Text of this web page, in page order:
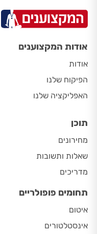
אודות המקצוענים
אודות
הפיקוח שלנו
האפליקציה שלנו
תוכן
מחירונים
שאלות ותשובות
מדריכים
תחומים פופולריים
איטום
אינסטלטורים